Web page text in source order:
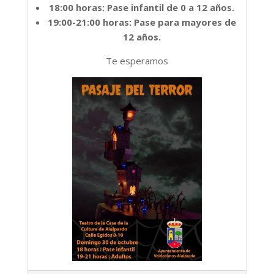
18:00 horas: Pase infantil de 0 a 12 años.
19:00-21:00 horas: Pase para mayores de
12 años.
Te esperamos